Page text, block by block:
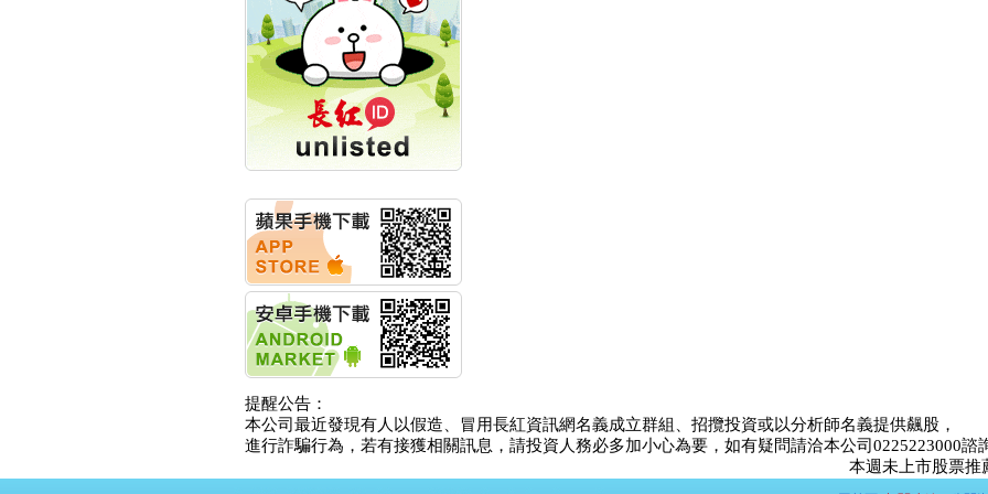
創新高 啟動興櫃轉上櫃
計畫
明緯企業:明緯永續科技
競賽 以電源驅動善的力
量
秀育企業:秀育SHO-U儲
能系統 獲國內首張CNS
認證
聯博投信:聯博00404A
從容擁抱台股主流
華旭先進:代重要子公司
碩通散熱股份有限公司
公告董事會通過發言人
及代理發
華旭先進:代重要子公司
碩通散熱股份有限公司
公告董事會決議發行員
工認股權
碩通散熱股份有限公司
公告董事會追認113年
向關係
提醒公告：
本公司最近發現有人以假造、冒用長紅資訊網名義成立群組、招攬投資或以分析師名義提供飆股，
進行詐騙行為，若有接獲相關訊息，請投資人務必多加小心為要，如有疑問請洽本公司0225223000諮
本週未上市股票推